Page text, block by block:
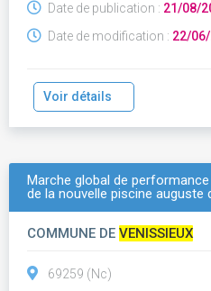
Date de publication : 21/08/
Date de modification : 22/
Voir détails
Marche global de
de la nouvelle piscine auguste
COMMUNE DE VENISSIEUX
69259 (Nc)